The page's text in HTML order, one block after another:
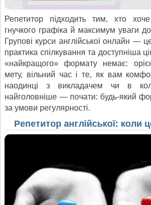
Репетитор підходить тим, хто
гнучкого графіка й максимум уваги
Групові курси англійської онлайн —
практика спілкування та доступніша
«найкращого» формату немає:
мету, вільний час і те, як вам
наодинці з викладачем чи в
найголовніше — почати: будь-який
за умови регулярності.
Репетитор англійської: коли